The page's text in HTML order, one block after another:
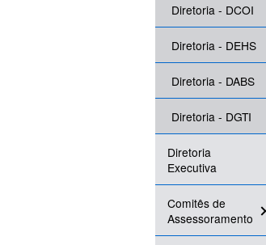
Diretoria - DCOI
Diretoria - DEHS
Diretoria - DABS
Diretoria - DGTI
Diretoria
Executiva
Comitês de
Assessoramento